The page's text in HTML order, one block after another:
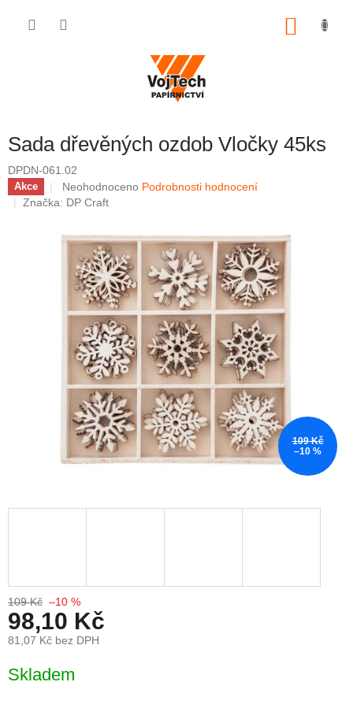
Sada dřevěných ozdob Vločky 45ks
DPDN-061.02
Akce Průměrné hodnocení produktu je 0,0 z 5 hvězdiček.
Neohodnoceno Podrobnosti hodnocení
Značka: DP Craft
109 Kč
–10 %
109 Kč –10 %
98,10 Kč
81,07 Kč bez DPH
Skladem